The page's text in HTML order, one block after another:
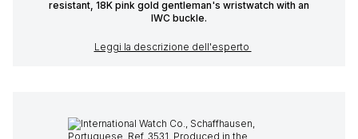
resistant, 18K pink gold gentleman's wristwatch with an
IWC buckle.
Leggi la descrizione dell'esperto